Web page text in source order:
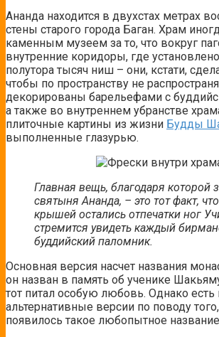
Ананда находится в двухстах метрах
стены старого города Баган. Храм
каменным музеем за то, что вокруг
внутренние коридоры, где
полутора тысяч ниш – они, кстати,
чтобы по пространству не
декорированы барельефами с
а также во внутреннем убранстве
плиточные картины из жизни Будды
выполненные глазурью.
Главная вещь, благодаря которой
святыня Ананда, – это тот факт,
крышей остались отпечатки ног
стремится увидеть каждый
буддийский паломник.
Основная версия насчет названия
он назван в память об ученике
тот питал особую любовь. Однако
альтернативные версии по поводу
появилось такое любопытное